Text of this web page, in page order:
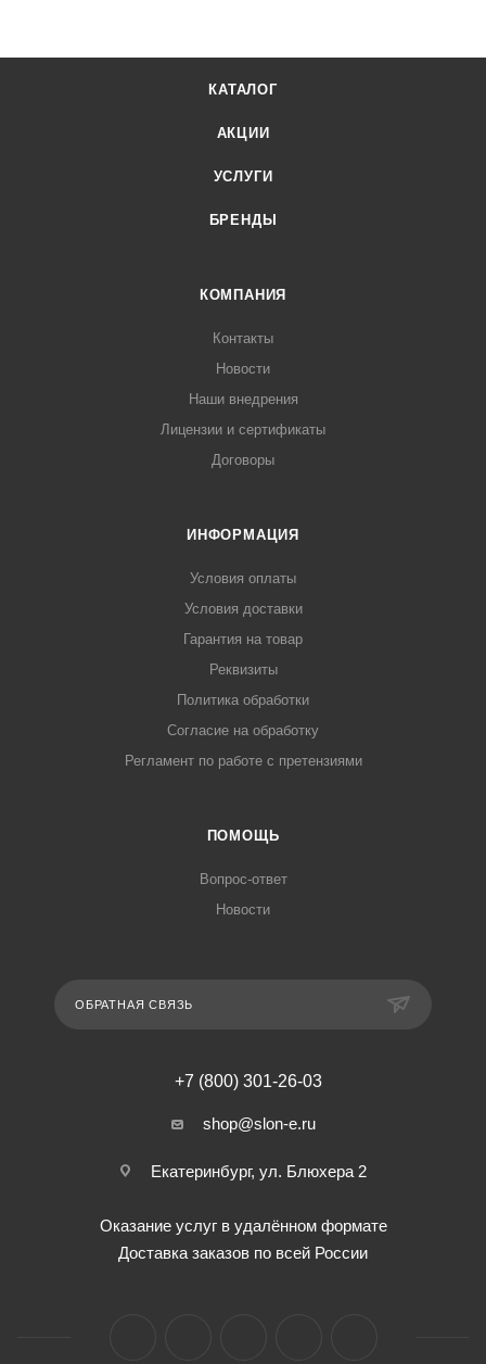
КАТАЛОГ
АКЦИИ
УСЛУГИ
БРЕНДЫ
КОМПАНИЯ
Контакты
Новости
Наши внедрения
Лицензии и сертификаты
Договоры
ИНФОРМАЦИЯ
Условия оплаты
Условия доставки
Гарантия на товар
Реквизиты
Политика обработки
Согласие на обработку
Регламент по работе с претензиями
ПОМОЩЬ
Вопрос-ответ
Новости
ОБРАТНАЯ СВЯЗЬ
+7 (800) 301-26-03
shop@slon-e.ru
Екатеринбург, ул. Блюхера 2
Оказание услуг в удалённом формате
Доставка заказов по всей России